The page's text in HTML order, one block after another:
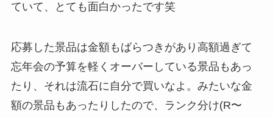
ていて、とても面白かったです笑
応募した景品は金額もばらつきがあり高額過ぎて
忘年会の予算を軽くオーバーしている景品もあっ
たり、それは流石に自分で買いなよ。みたいな金
額の景品もあったりしたので、ランク分け(R〜